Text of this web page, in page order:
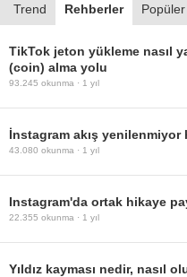
Trend Rehberler Popüler
TikTok jeton yükleme nasıl
(coin) alma yolu
93.245 okunma · 1 yıl
İnstagram akış yenilenmiyor
43.080 okunma · 1 yıl
Instagram'da ortak hikaye
22.355 okunma · 1 yıl
Yıldız kayması nedir, nasıl